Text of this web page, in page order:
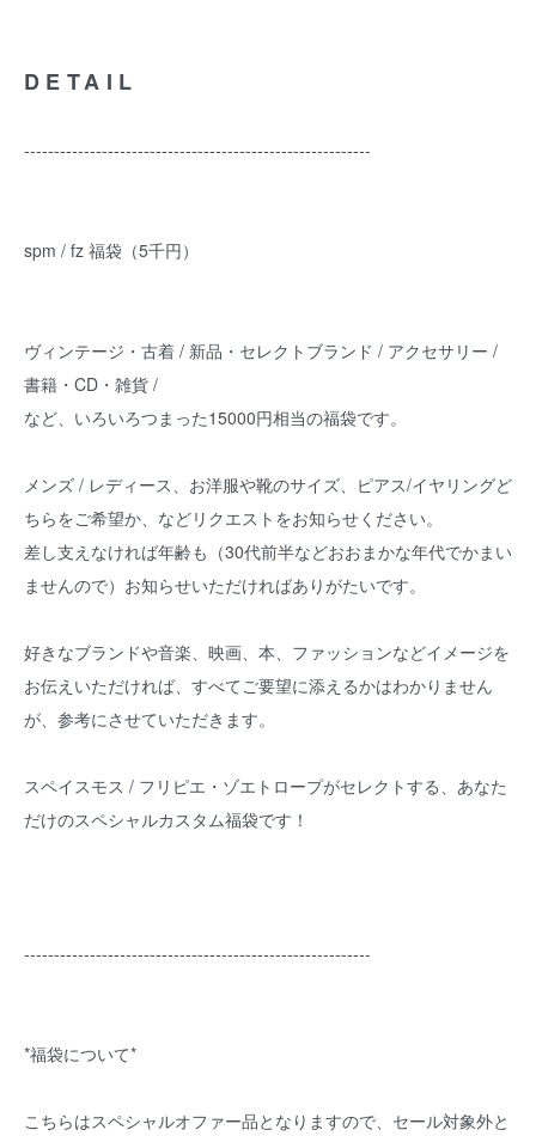
DETAIL
----------------------------------------------------------
spm / fz 福袋（5千円）
ヴィンテージ・古着 / 新品・セレクトブランド / アクセサリー /
書籍・CD・雑貨 /
など、いろいろつまった15000円相当の福袋です。
メンズ / レディース、お洋服や靴のサイズ、ピアス/イヤリングど
ちらをご希望か、などリクエストをお知らせください。
差し支えなければ年齢も（30代前半などおおまかな年代でかまい
ませんので）お知らせいただければありがたいです。
好きなブランドや音楽、映画、本、ファッションなどイメージを
お伝えいただければ、すべてご要望に添えるかはわかりません
が、参考にさせていただきます。
スペイスモス / フリピエ・ゾエトロープがセレクトする、あなた
だけのスペシャルカスタム福袋です！
----------------------------------------------------------
*福袋について*
こちらはスペシャルオファー品となりますので、セール対象外と